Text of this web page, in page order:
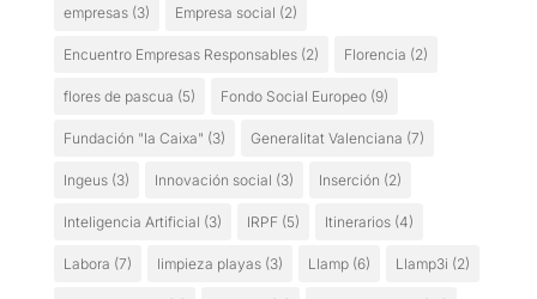
empresas(3) Empresa social (2)
Encuentro Empresas Responsables(2) Florencia (2)
flores de pascua (5) Fondo Social Europeo(9)
Fundación "la Caixa" (3) Generalitat Valenciana (7)
Ingeus(3) Innovación social (3) Inserción (2)
Inteligencia Artificial (3) IRPF(5) Itinerarios(4)
Labora (7) limpieza playas(3) Llamp(6) Llamp3i (2)